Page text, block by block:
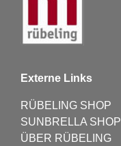
Externe Links
RÜBELING SHOP
SUNBRELLA SHOP
ÜBER RÜBELING